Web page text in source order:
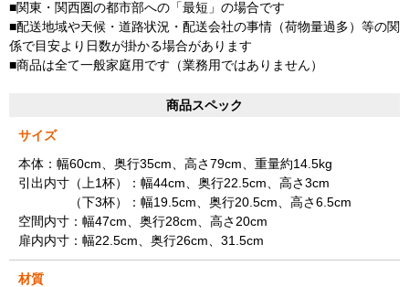
■関東・関西圏の都市部への「最短」の場合です
■配送地域や天候・道路状況・配送会社の事情（荷物量過多）等の関
係で目安より日数が掛かる場合があります
■商品は全て一般家庭用です（業務用ではありません）
商品スペック
サイズ
本体：幅60cm、奥行35cm、高さ79cm、重量約14.5kg
引出内寸（上1杯）：幅44cm、奥行22.5cm、高さ3cm
（下3杯）：幅19.5cm、奥行20.5cm、高さ6.5cm
空間内寸：幅47cm、奥行28cm、高さ20cm
扉内内寸：幅22.5cm、奥行26cm、31.5cm
材質